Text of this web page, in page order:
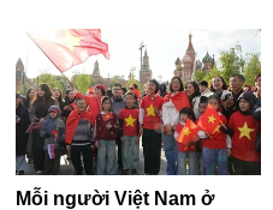
Mỗi người Việt Nam ở